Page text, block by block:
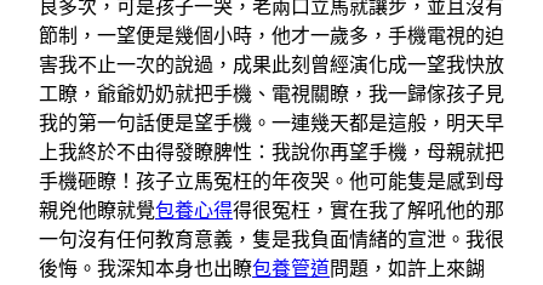
良多次，可是孩子一哭，老兩口立馬就讓步，並且沒有
節制，一望便是幾個小時，他才一歲多，手機電視的迫
害我不止一次的說過，成果此刻曾經演化成一望我快放
工瞭，爺爺奶奶就把手機、電視關瞭，我一歸傢孩子見
我的第一句話便是望手機。一連幾天都是這般，明天早
上我終於不由得發瞭脾性：我說你再望手機，母親就把
手機砸瞭！孩子立馬冤枉的年夜哭。他可能隻是感到母
親兇他瞭就覺包養心得得很冤枉，實在我了解吼他的那
一句沒有任何教育意義，隻是我負面情緒的宣泄。我很
後悔。我深知本身也出瞭包養管道問題，如許上來餬